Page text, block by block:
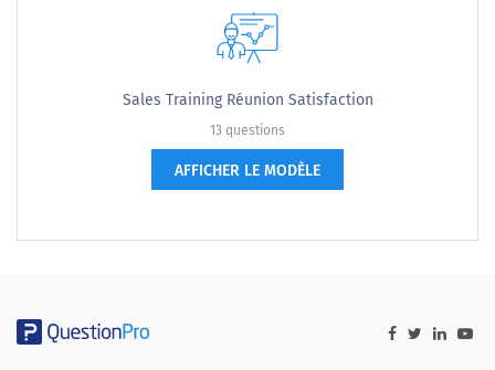
Sales Training Réunion Satisfaction
13 questions
AFFICHER LE MODÈLE